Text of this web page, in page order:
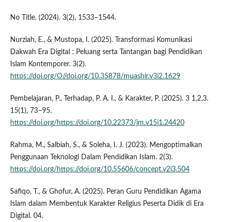
No Title. (2024). 3(2), 1533–1544.
Nurziah, E., & Mustopa, I. (2025). Transformasi Komunikasi
Dakwah Era Digital : Peluang serta Tantangan bagi Pendidikan
Islam Kontemporer. 3(2).
https://doi.org/O//doi.org/10.35878/muashir.v3i2.1629
Pembelajaran, P., Terhadap, P. A. I., & Karakter, P. (2025). 3 1,2,3.
15(1), 73–95.
https://doi.org/https://doi.org/10.22373/jm.v15i1.24420
Rahma, M., Salbiah, S., & Soleha, I. J. (2023). Mengoptimalkan
Penggunaan Teknologi Dalam Pendidikan Islam. 2(3).
https://doi.org/https://doi.org/10.55606/concept.v2i3.504
Safiqo, T., & Ghofur, A. (2025). Peran Guru Pendidikan Agama
Islam dalam Membentuk Karakter Religius Peserta Didik di Era
Digital. 04.